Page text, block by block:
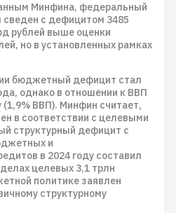
Минфина, федеральный
с дефицитом 3485
рублей выше оценки
но в установленных рамках
бюджетный дефицит стал
однако в отношении к ВВП
(1,9% ВВП). Минфин считает,
в соответствии с целевыми
структурный дефицит с
и
в 2024 году составил
целевых 3,1 трлн
политике заявлен
структурному